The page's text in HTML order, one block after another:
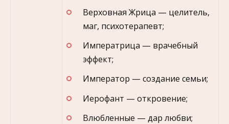
Верховная Жрица — целитель,
маг, психотерапевт;
Императрица — врачебный
эффект;
Император — создание семьи;
Иерофант — откровение;
Влюбленные — дар любви;